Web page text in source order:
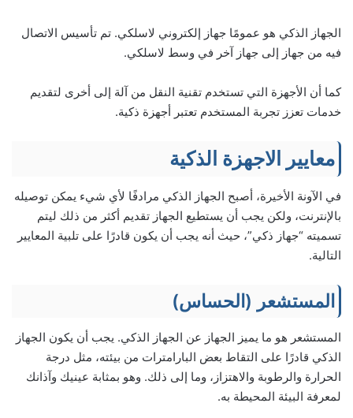
الجهاز الذكي هو عمومًا جهاز إلكتروني لاسلكي. تم تأسيس الاتصال
فيه من جهاز إلى جهاز آخر في وسط لاسلكي.
كما أن الأجهزة التي تستخدم تقنية النقل من آلة إلى أخرى لتقديم
خدمات تعزز تجربة المستخدم تعتبر أجهزة ذكية.
معايير الاجهزة الذكية
في الآونة الأخيرة، أصبح الجهاز الذكي مرادفًا لأي شيء يمكن توصيله
بالإنترنت، ولكن يجب أن يستطيع الجهاز تقديم أكثر من ذلك ليتم
تسميته “جهاز ذكي”، حيث أنه يجب أن يكون قادرًا على تلبية المعايير
التالية.
المستشعر (الحساس)
المستشعر هو ما يميز الجهاز عن الجهاز الذكي. يجب أن يكون الجهاز
الذكي قادرًا على التقاط بعض البارامترات من بيئته، مثل درجة
الحرارة والرطوبة والاهتزاز، وما إلى ذلك. وهو بمثابة عينيك وآذانك
لمعرفة البيئة المحيطة به.